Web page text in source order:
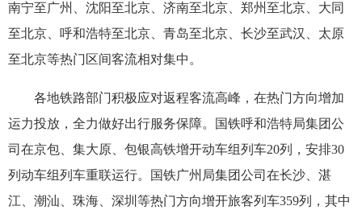
南宁至广州、沈阳至北京、济南至北京、郑州至北京、大同
至北京、呼和浩特至北京、青岛至北京、长沙至武汉、太原
至北京等热门区间客流相对集中。
各地铁路部门积极应对返程客流高峰，在热门方向增加
运力投放，全力做好出行服务保障。国铁呼和浩特局集团公
司在京包、集大原、包银高铁增开动车组列车20列，安排30
列动车组列车重联运行。国铁广州局集团公司在长沙、湛
江、潮汕、珠海、深圳等热门方向增开旅客列车359列，其中